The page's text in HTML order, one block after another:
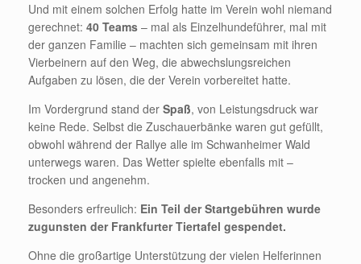
Und mit einem solchen Erfolg hatte im Verein wohl niemand
gerechnet: 40 Teams – mal als Einzelhundeführer, mal mit
der ganzen Familie – machten sich gemeinsam mit ihren
Vierbeinern auf den Weg, die abwechslungsreichen
Aufgaben zu lösen, die der Verein vorbereitet hatte.
Im Vordergrund stand der Spaß, von Leistungsdruck war
keine Rede. Selbst die Zuschauerbänke waren gut gefüllt,
obwohl während der Rallye alle im Schwanheimer Wald
unterwegs waren. Das Wetter spielte ebenfalls mit –
trocken und angenehm.
Besonders erfreulich: Ein Teil der Startgebühren wurde
zugunsten der Frankfurter Tiertafel gespendet.
Ohne die großartige Unterstützung der vielen Helferinnen